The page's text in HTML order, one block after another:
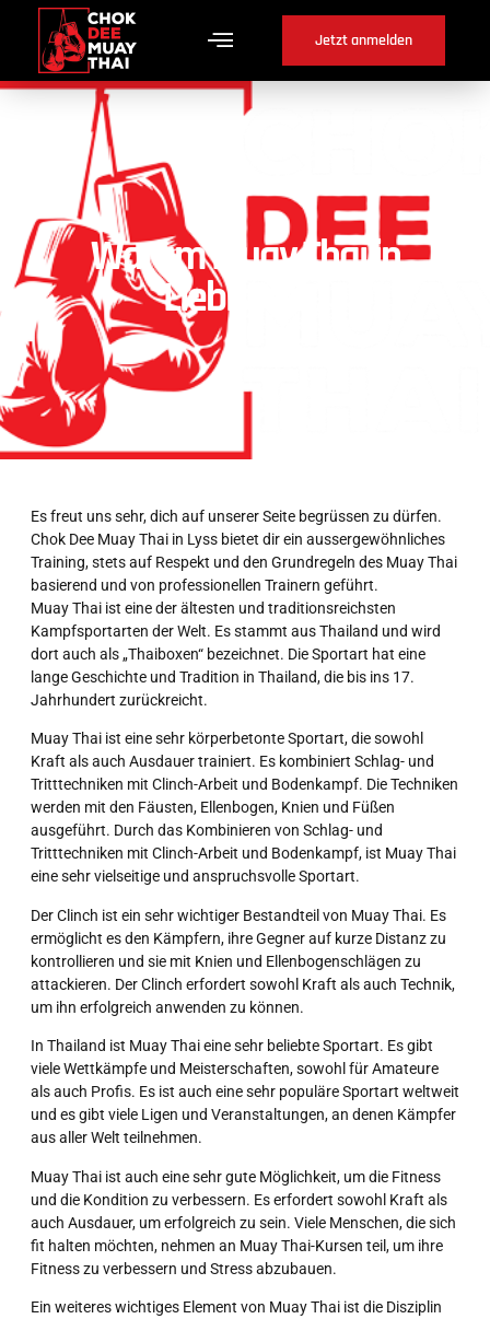
Jetzt anmelden
Warum Muay Thai in
Liebistorf ?
Es freut uns sehr, dich auf unserer Seite begrüssen zu dürfen.
Chok Dee Muay Thai in Lyss bietet dir ein aussergewöhnliches
Training, stets auf Respekt und den Grundregeln des Muay Thai
basierend und von professionellen Trainern geführt.
Muay Thai ist eine der ältesten und traditionsreichsten
Kampfsportarten der Welt. Es stammt aus Thailand und wird
dort auch als „Thaiboxen“ bezeichnet. Die Sportart hat eine
lange Geschichte und Tradition in Thailand, die bis ins 17.
Jahrhundert zurückreicht.
Muay Thai ist eine sehr körperbetonte Sportart, die sowohl
Kraft als auch Ausdauer trainiert. Es kombiniert Schlag- und
Tritttechniken mit Clinch-Arbeit und Bodenkampf. Die Techniken
werden mit den Fäusten, Ellenbogen, Knien und Füßen
ausgeführt. Durch das Kombinieren von Schlag- und
Tritttechniken mit Clinch-Arbeit und Bodenkampf, ist Muay Thai
eine sehr vielseitige und anspruchsvolle Sportart.
Der Clinch ist ein sehr wichtiger Bestandteil von Muay Thai. Es
ermöglicht es den Kämpfern, ihre Gegner auf kurze Distanz zu
kontrollieren und sie mit Knien und Ellenbogenschlägen zu
attackieren. Der Clinch erfordert sowohl Kraft als auch Technik,
um ihn erfolgreich anwenden zu können.
In Thailand ist Muay Thai eine sehr beliebte Sportart. Es gibt
viele Wettkämpfe und Meisterschaften, sowohl für Amateure
als auch Profis. Es ist auch eine sehr populäre Sportart weltweit
und es gibt viele Ligen und Veranstaltungen, an denen Kämpfer
aus aller Welt teilnehmen.
Muay Thai ist auch eine sehr gute Möglichkeit, um die Fitness
und die Kondition zu verbessern. Es erfordert sowohl Kraft als
auch Ausdauer, um erfolgreich zu sein. Viele Menschen, die sich
fit halten möchten, nehmen an Muay Thai-Kursen teil, um ihre
Fitness zu verbessern und Stress abzubauen.
Ein weiteres wichtiges Element von Muay Thai ist die Disziplin